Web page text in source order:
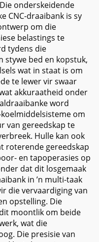
onderskeidende
CNC-draaibank is sy
om die
belastings te
tydens die
stywe bed en kopstuk,
wat in staat is om
te lewer vir swaar
akkuraatheid onder
word
om
van gereedskap te
Hulle kan ook
roterende gereedskap
en tapoperasies op
dat dit losgemaak
in ’n multi-taak
die vervaardiging van
opstelling. Die
moontlik om beide
wat die
Die presisie van